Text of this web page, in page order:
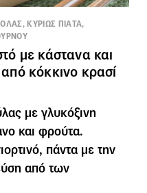
ΚΥΡΙΩΣ ΠΙΑΤΑ,
με κάστανα και
κόκκινο κρασί
με γλυκόξινη
και φρούτα.
πάντα με την
από των